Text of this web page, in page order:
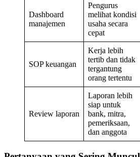
Dashboard
manajemen
Pengurus
melihat kondisi
usaha secara
cepat
SOP keuangan
Kerja lebih
tertib dan tidak
tergantung
orang tertentu
Review laporan
Laporan lebih
siap untuk
bank, mitra,
pemeriksaan,
dan anggota